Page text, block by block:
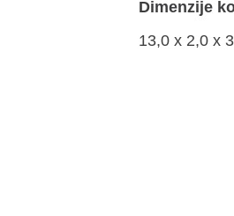
Dimenzije
13,0 x 2,0 x